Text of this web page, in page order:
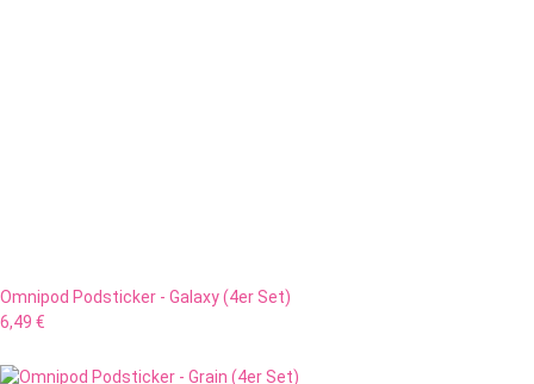
Omnipod Podsticker - Galaxy (4er Set)
6,49 €